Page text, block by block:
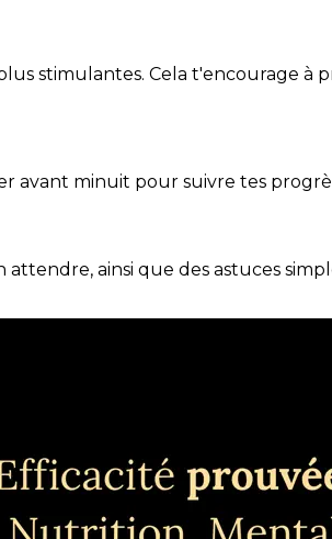
stimulantes. Cela t'encourage
avant minuit pour suivre tes
ainsi que des astuces